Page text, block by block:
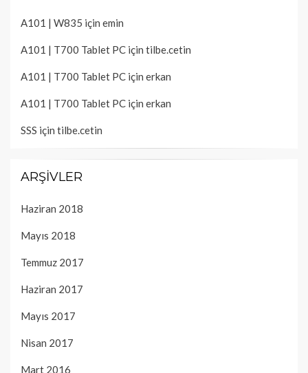
A101 | W835 için emin
A101 | T700 Tablet PC için tilbe.cetin
A101 | T700 Tablet PC için erkan
A101 | T700 Tablet PC için erkan
SSS için tilbe.cetin
ARŞIVLER
Haziran 2018
Mayıs 2018
Temmuz 2017
Haziran 2017
Mayıs 2017
Nisan 2017
Mart 2016